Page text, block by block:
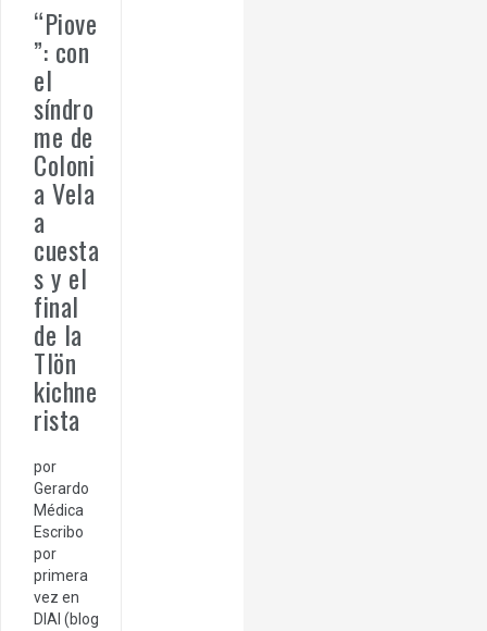
“Piove
”: con
el
síndro
me de
Coloni
a Vela
a
cuesta
s y el
final
de la
Tlön
kichne
rista
por
Gerardo
Médica
Escribo
por
primera
vez en
DIAI (blog